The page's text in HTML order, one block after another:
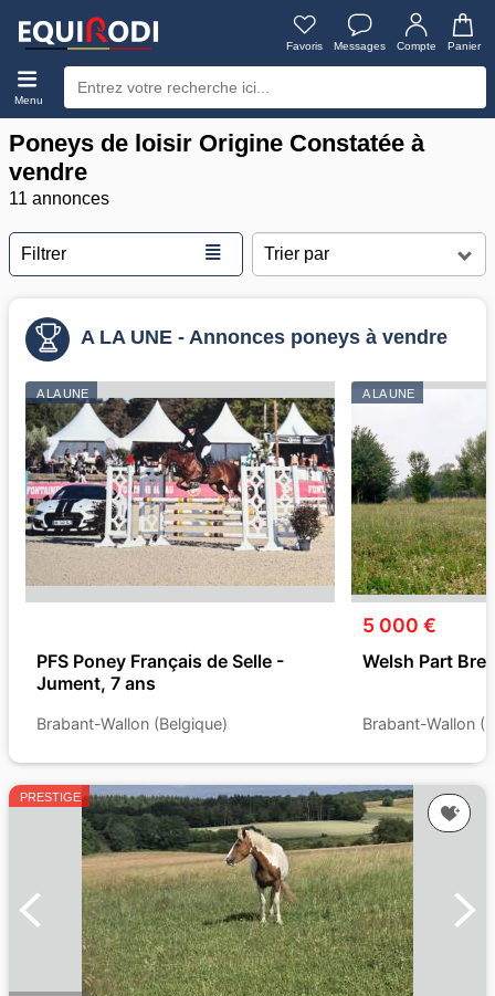
Favoris Messages Compte Panier
Menu
Poneys de loisir Origine Constatée à
vendre
11 annonces
Filtrer ≣
A LA UNE - Annonces poneys à vendre
A LA UNE
PFS Poney Français de Selle -
Jument, 7 ans
Brabant-Wallon (Belgique)
A LA UNE
5 000 €
Welsh Part
Brabant-Wallon
PRESTIGE